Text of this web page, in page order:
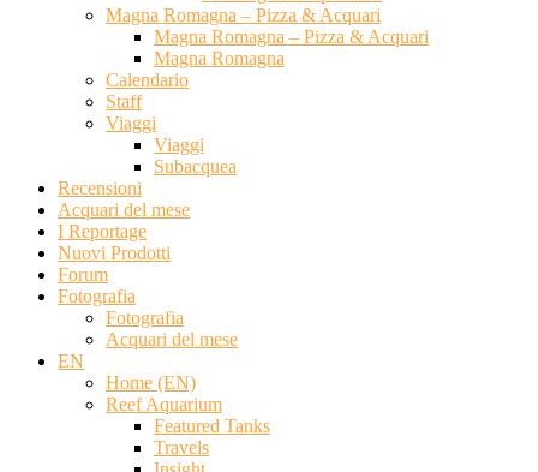
Magna Romagna – Pizza & Acquari
Magna Romagna – Pizza & Acquari
Magna Romagna
Calendario
Staff
Viaggi
Viaggi
Subacquea
Recensioni
Acquari del mese
I Reportage
Nuovi Prodotti
Forum
Fotografia
Fotografia
Acquari del mese
EN
Home (EN)
Reef Aquarium
Featured Tanks
Travels